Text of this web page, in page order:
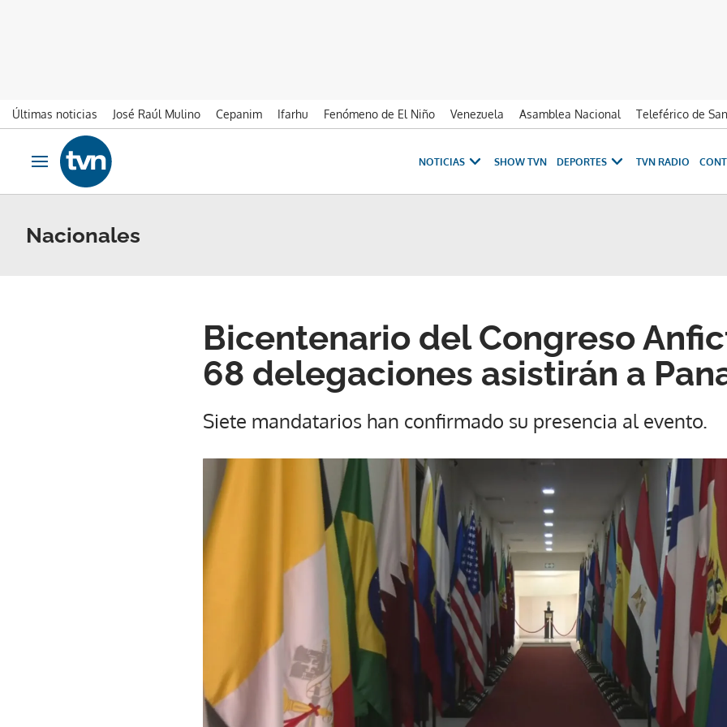
Últimas noticias José Raúl Mulino Cepanim Ifarhu Fenómeno de El Niño Venezuela Asamblea Nacional
Teleférico de
Ir al contenido
Obrir navegació
NOTICIAS SHOW TVN DEPORTES TVN RADIO
Nacionales
Bicentenario del Congreso
68 delegaciones asistirán a
Siete mandatarios han confirmado su presencia al evento.